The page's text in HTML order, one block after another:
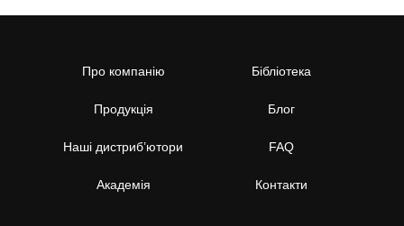
Про компанію
Продукція
Наші дистриб’ютори
Академія
Бібліотека
Блог
FAQ
Контакти